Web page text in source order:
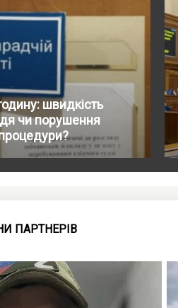
швидкість
чи порушення
ПАРТНЕРІВ